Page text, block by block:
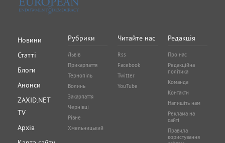
Новини
Статті
Блоги
Анонси
ZAXID.NET
TV
Архів
Рубрики
Львів
Прикарпаття
Тернопіль
Волинь
Закарпаття
Чернівці
Рівне
Хмельницький
Читайте нас
Rss
Facebook
Twitter
YouTube
Редакція
Про нас
Редакційна
політика
Команда
Контакти
Напишіть нам
Реклама на
сайті
Правила
користування